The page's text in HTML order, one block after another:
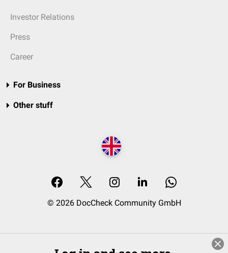
Investor Relations
Press
Career
For Business
Other stuff
© 2026 DocCheck Community GmbH